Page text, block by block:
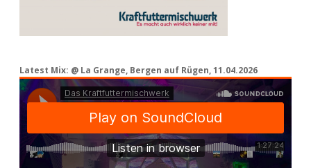
Latest Mix: @ La Grange, Bergen auf Rügen, 11.04.2026